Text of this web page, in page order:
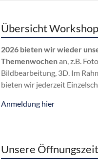
Übersicht
2026 bieten wir wieder
Themenwochenan, z.B.
Bildbearbeitung, 3D. Im
bieten wir jederzeit
Anmeldung hier
Unsere